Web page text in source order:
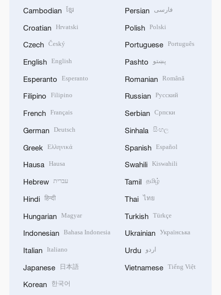
Cambodian ខ្មែរ
Croatian Hrvatski
Czech Český
English English
Esperanto Esperanto
Filipino Filipino
French Français
German Deutsch
Greek Ελληνικά
Hausa Hausa
Hebrew עברית
Hindi हिन्दी
Hungarian Magyar
Indonesian Bahasa Indonesia
Italian Italiano
Japanese 日本語
Korean 한국어
Persian فارسی
Polish Polski
Portuguese Português
Pashto پښتو
Romanian Română
Russian Русский
Serbian Српски
Sinhala සිංහල
Spanish Español
Swahili Kiswahili
Tamil தமிழ்
Thai ไทย
Turkish Türkçe
Ukrainian Українська
Urdu اردو
Vietnamese Tiếng Việt